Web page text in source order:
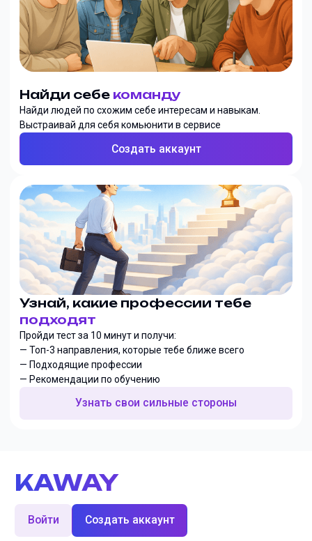
Найди себе команду
Найди людей по схожим себе интересам и навыкам.
Выстраивай для себя комьюнити в сервисе
Создать аккаунт
Узнай, какие профессии тебе
подходят
Пройди тест за 10 минут и получи:
— Топ-3 направления, которые тебе ближе всего
— Подходящие профессии
— Рекомендации по обучению
Узнать свои сильные стороны
KAWAY
Войти Создать аккаунт